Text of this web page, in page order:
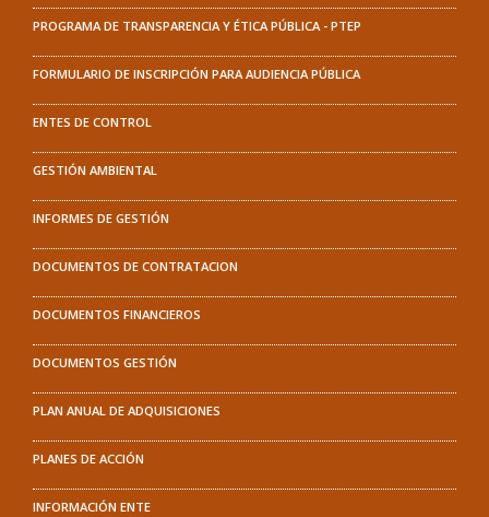
PROGRAMA DE TRANSPARENCIA Y ÉTICA PÚBLICA - PTEP
FORMULARIO DE INSCRIPCIÓN PARA AUDIENCIA PÚBLICA
ENTES DE CONTROL
GESTIÓN AMBIENTAL
INFORMES DE GESTIÓN
DOCUMENTOS DE CONTRATACION
DOCUMENTOS FINANCIEROS
DOCUMENTOS GESTIÓN
PLAN ANUAL DE ADQUISICIONES
PLANES DE ACCIÓN
INFORMACIÓN ENTE